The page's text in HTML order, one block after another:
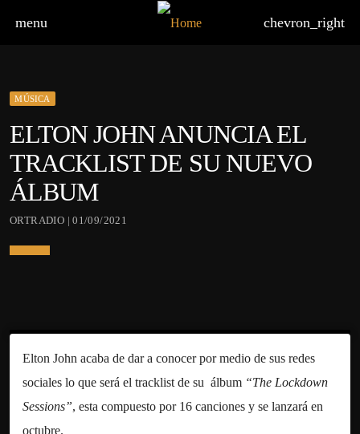
menu chevron_right
MÚSICA
ELTON JOHN ANUNCIA EL
TRACKLIST DE SU NUEVO
ÁLBUM
ORTRADIO | 01/09/2021
Elton John acaba de dar a conocer por medio de sus redes
sociales lo que será el tracklist de su álbum “The Lockdown
Sessions”, esta compuesto por 16 canciones y se lanzará en
octubre.